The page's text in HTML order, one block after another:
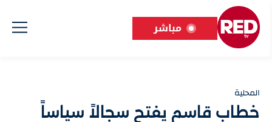
مباشر
المحلية
خطاب قاسم يفتح سجالاً سياساً